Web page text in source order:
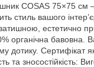
COSAS 75×75 см —
стиль вашого
затишною, естетично
органічна бавовна.
дотику. Сертифікат
та зносостійкість: